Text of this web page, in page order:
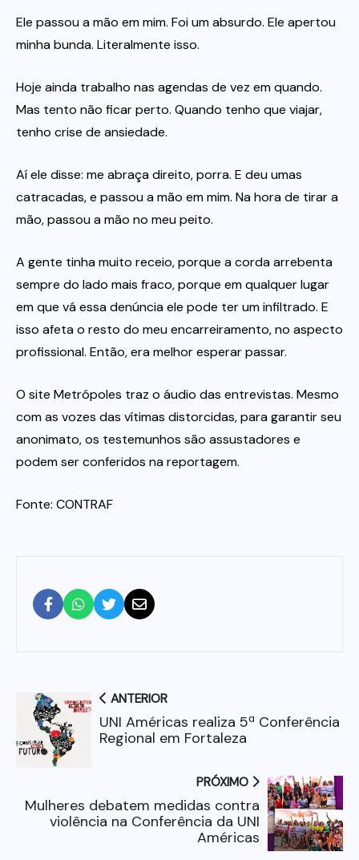
Ele passou a mão em mim. Foi um absurdo. Ele apertou
minha bunda. Literalmente isso.
Hoje ainda trabalho nas agendas de vez em quando.
Mas tento não ficar perto. Quando tenho que viajar,
tenho crise de ansiedade.
Aí ele disse: me abraça direito, porra. E deu umas
catracadas, e passou a mão em mim. Na hora de tirar a
mão, passou a mão no meu peito.
A gente tinha muito receio, porque a corda arrebenta
sempre do lado mais fraco, porque em qualquer lugar
em que vá essa denúncia ele pode ter um infiltrado. E
isso afeta o resto do meu encarreiramento, no aspecto
profissional. Então, era melhor esperar passar.
O site Metrópoles traz o áudio das entrevistas. Mesmo
com as vozes das vítimas distorcidas, para garantir seu
anonimato, os testemunhos são assustadores e
podem ser conferidos na reportagem.
Fonte: CONTRAF
ANTERIOR
UNI Américas realiza 5ª Conferência
Regional em Fortaleza
PRÓXIMO
Mulheres debatem medidas contra
violência na Conferência da UNI
Américas